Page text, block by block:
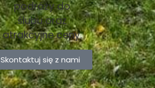
podróży do
ślubu oraz
atrakcyjne ceny.
Skontaktuj się z nami